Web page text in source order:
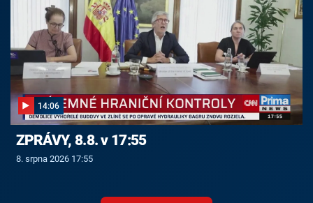
14:06
ZPRÁVY, 8.8. v 17:55
8. srpna 2026 17:55